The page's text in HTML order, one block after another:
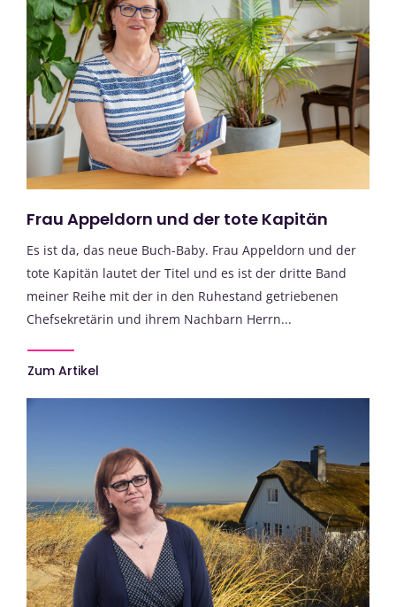
Frau Appeldorn und der tote Kapitän
Es ist da, das neue Buch-Baby. Frau Appeldorn und der
tote Kapitän lautet der Titel und es ist der dritte Band
meiner Reihe mit der in den Ruhestand getriebenen
Chefsekretärin und ihrem Nachbarn Herrn...
Zum Artikel